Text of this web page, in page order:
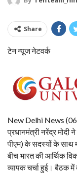
Share
टेन न्यूज नेटवर्क
New Delhi News (06
प्रधानमंत्री नरेंद्र मोदी
पीएम) के सदस्यों के साथ
बीच भारत की आर्थिक
व्यापक चर्चा हुई। बैठक